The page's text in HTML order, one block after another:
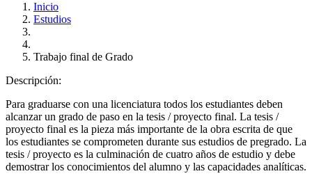
Inicio
Estudios
Trabajo final de Grado
Descripción:
Para graduarse con una licenciatura todos los estudiantes deben
alcanzar un grado de paso en la tesis / proyecto final. La tesis /
proyecto final es la pieza más importante de la obra escrita de que
los estudiantes se comprometen durante sus estudios de pregrado. La
tesis / proyecto es la culminación de cuatro años de estudio y debe
demostrar los conocimientos del alumno y las capacidades analíticas.